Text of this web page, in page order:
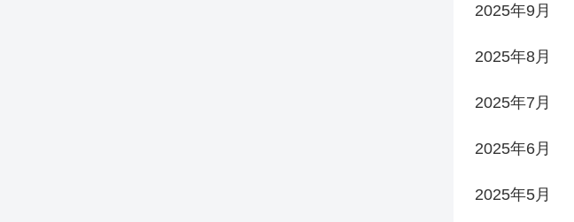
2025年9月
2025年8月
2025年7月
2025年6月
2025年5月